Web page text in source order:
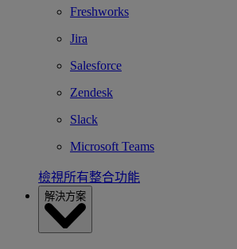
Freshworks
Jira
Salesforce
Zendesk
Slack
Microsoft Teams
檢視所有整合功能
解決方案